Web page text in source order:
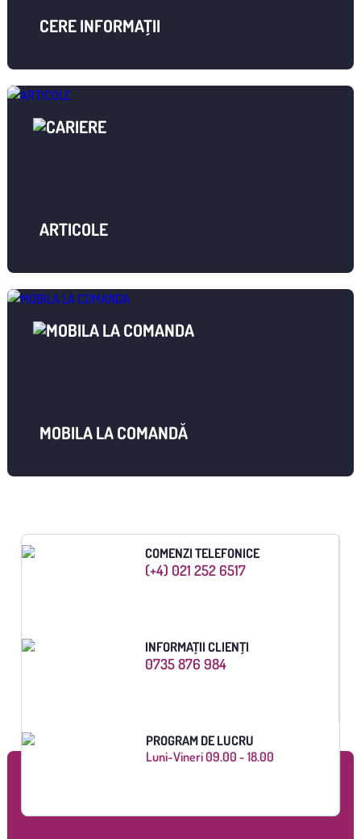
CERE INFORMAȚII
ARTICOLE
MOBILA LA COMANDĂ
COMENZI TELEFONICE
(+4) 021 252 6517
INFORMAȚII CLIENȚI
0735 876 984
PROGRAM DE LUCRU
Luni-Vineri 09.00 - 18.00